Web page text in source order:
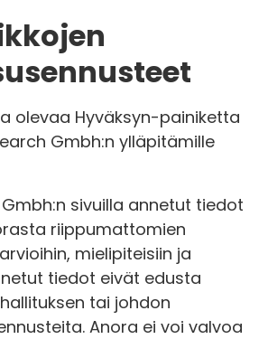
olevaa Hyväksyn-painiketta
Gmbh:n ylläpitämille
sivuilla annetut tiedot
riippumattomien
mielipiteisiin ja
tiedot eivät edusta
tai johdon
Anora ei voi valvoa